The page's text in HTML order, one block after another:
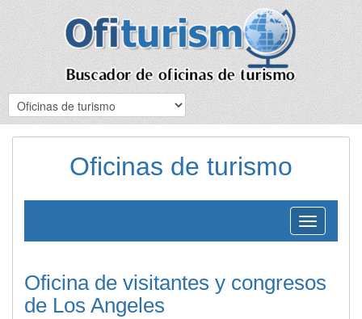
Oficinas de turismo
Toggle
navigation
Oficina de visitantes y congresos
de Los Angeles